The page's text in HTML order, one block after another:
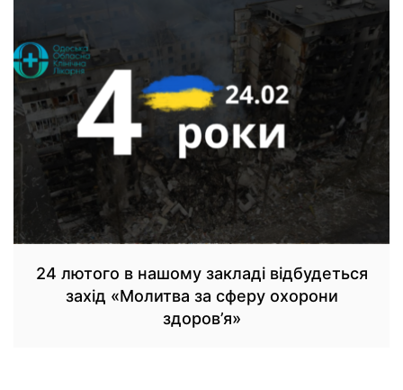
24 лютого в нашому закладі відбудеться
захід «Молитва за сферу охорони
здоров’я»